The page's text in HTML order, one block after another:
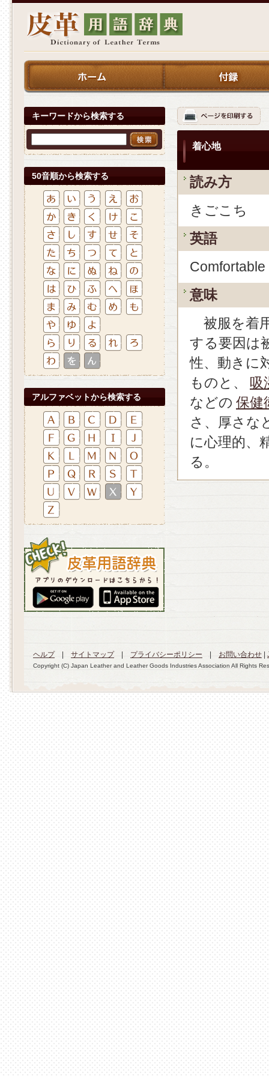
キーワードから検索する
50音順から検索する
アルファベットから検索する
着心地
読み方
きごこち
英語
意味
被服を着
する要因は
性、動きに
ものと、
吸
などの 保健
さ、厚さな
に心理的、
る。
ヘルプ| サイトマップ| プライバシーポリシー お問い合わせ
Copyright (C) Japan Leather and Leather Goods Industries Association All Rights